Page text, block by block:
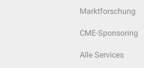
Marktforschung
CME-Sponsoring
Alle Services